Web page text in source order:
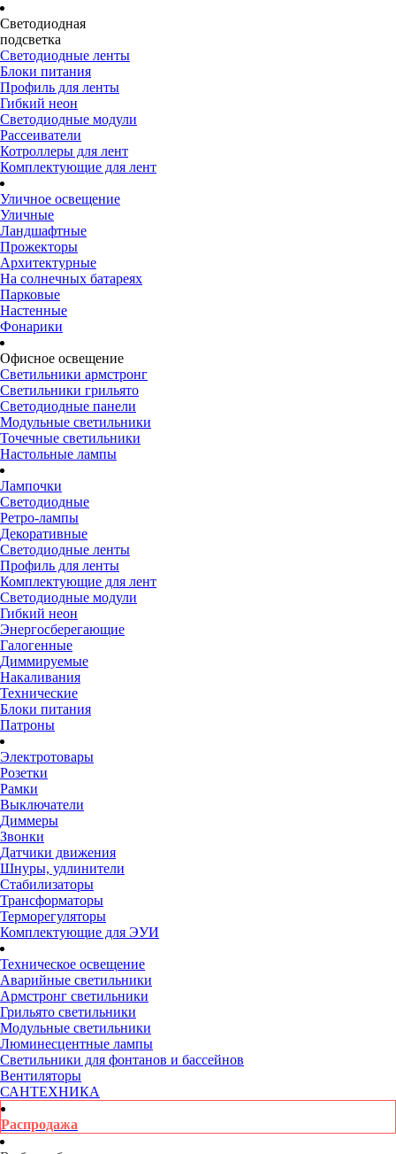
Светодиодная
подсветка
Светодиодные ленты
Блоки питания
Профиль для ленты
Гибкий неон
Светодиодные модули
Рассеиватели
Котроллеры для лент
Комплектующие для лент
Уличное освещение
Уличные
Ландшафтные
Прожекторы
Архитектурные
На солнечных батареях
Парковые
Настенные
Фонарики
Офисное освещение
Светильники армстронг
Светильники грильято
Светодиодные панели
Модульные светильники
Точечные светильники
Настольные лампы
Лампочки
Светодиодные
Ретро-лампы
Декоративные
Светодиодные ленты
Профиль для ленты
Комплектующие для лент
Светодиодные модули
Гибкий неон
Энергосберегающие
Галогенные
Диммируемые
Накаливания
Технические
Блоки питания
Патроны
Электротовары
Розетки
Рамки
Выключатели
Диммеры
Звонки
Датчики движения
Шнуры, удлинители
Стабилизаторы
Трансформаторы
Терморегуляторы
Комплектующие для ЭУИ
Техническое освещение
Аварийные светильники
Армстронг светильники
Грильято светильники
Модульные светильники
Люминесцентные лампы
Светильники для фонтанов и бассейнов
Вентиляторы
САНТЕХНИКА
Распродажа